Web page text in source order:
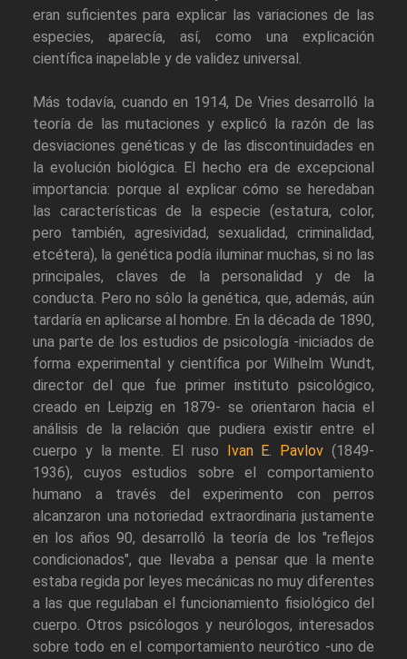
eran suficientes para explicar las variaciones de las
especies, aparecía, así, como una explicación
científica inapelable y de validez universal.
Más todavía, cuando en 1914, De Vries desarrolló la
teoría de las mutaciones y explicó la razón de las
desviaciones genéticas y de las discontinuidades en
la evolución biológica. El hecho era de excepcional
importancia: porque al explicar cómo se heredaban
las características de la especie (estatura, color,
pero también, agresividad, sexualidad, criminalidad,
etcétera), la genética podía iluminar muchas, si no las
principales, claves de la personalidad y de la
conducta. Pero no sólo la genética, que, además, aún
tardaría en aplicarse al hombre. En la década de 1890,
una parte de los estudios de psicología -iniciados de
forma experimental y científica por Wilhelm Wundt,
director del que fue primer instituto psicológico,
creado en Leipzig en 1879- se orientaron hacia el
análisis de la relación que pudiera existir entre el
cuerpo y la mente. El ruso
Ivan E. Pavlov (1849-
1936), cuyos estudios sobre el comportamiento
humano a través del experimento con perros
alcanzaron una notoriedad extraordinaria justamente
en los años 90, desarrolló la teoría de los "reflejos
condicionados", que llevaba a pensar que la mente
estaba regida por leyes mecánicas no muy diferentes
a las que regulaban el funcionamiento fisiológico del
cuerpo. Otros psicólogos y neurólogos, interesados
sobre todo en el comportamiento neurótico -uno de